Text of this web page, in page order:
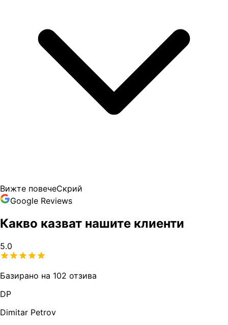
Вижте повечеСкрий
Google Reviews
Какво казват нашите клиенти
5.0
Базирано на 102 отзива
DP
Dimitar Petrov